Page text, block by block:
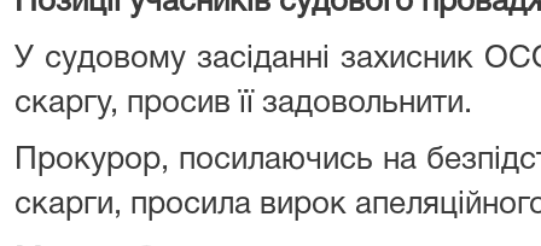
У судовому засіданні захисник
скаргу, просив її задовольнити.
Прокурор, посилаючись на
скарги, просила вирок